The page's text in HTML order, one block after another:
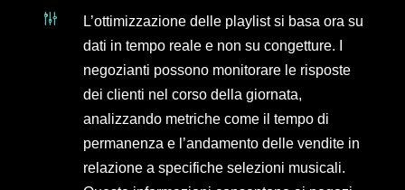
g
L’ottimizzazione delle playlist si basa ora su
dati in tempo reale e non su congetture. I
negozianti possono monitorare le risposte
dei clienti nel corso della giornata,
analizzando metriche come il tempo di
permanenza e l’andamento delle vendite in
relazione a specifiche selezioni musicali.